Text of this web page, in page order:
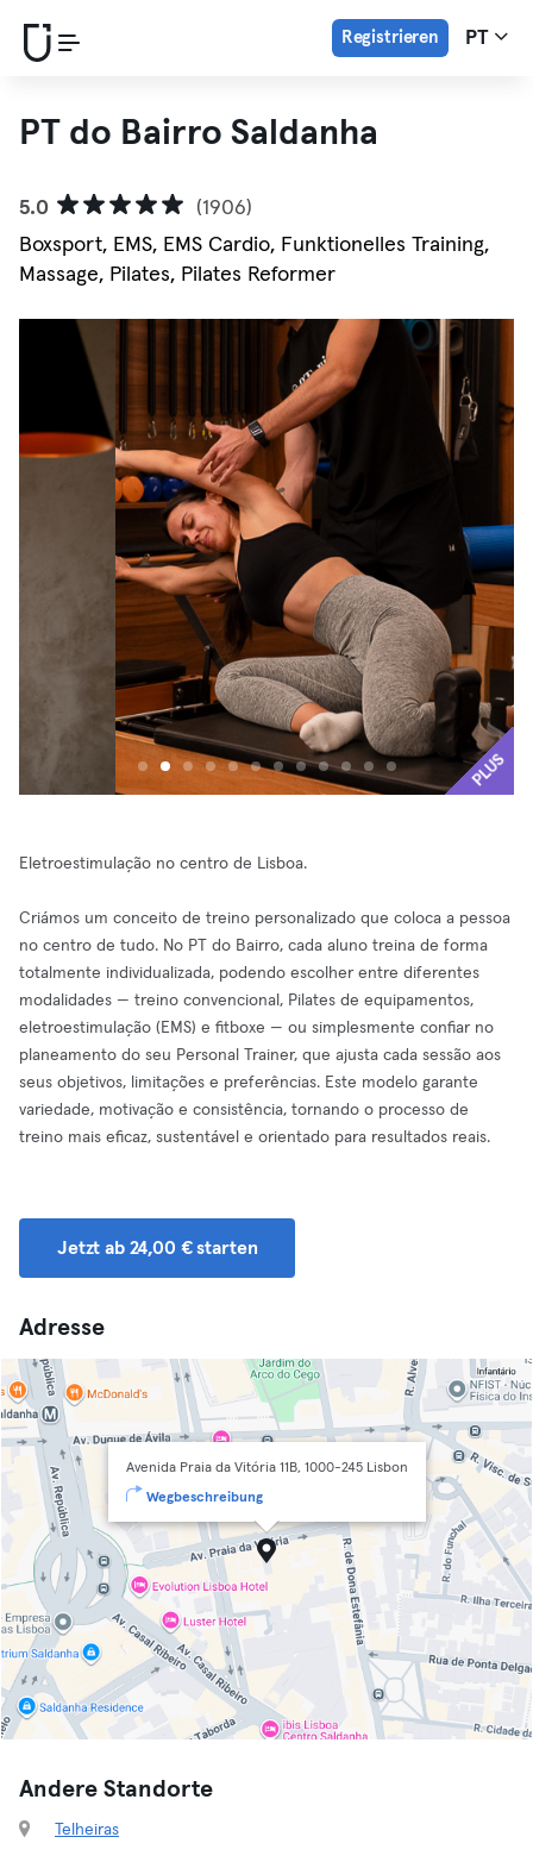
Registrieren PT
PT do Bairro Saldanha
5.0
(1906)
Boxsport, EMS, EMS Cardio, Funktionelles Training,
Massage, Pilates, Pilates Reformer
PLUS
Eletroestimulação no centro de Lisboa.
Criámos um conceito de treino personalizado que coloca a pessoa
no centro de tudo. No PT do Bairro, cada aluno treina de forma
totalmente individualizada, podendo escolher entre diferentes
modalidades — treino convencional, Pilates de equipamentos,
eletroestimulação (EMS) e fitboxe — ou simplesmente confiar no
planeamento do seu Personal Trainer, que ajusta cada sessão aos
seus objetivos, limitações e preferências. Este modelo garante
variedade, motivação e consistência, tornando o processo de
treino mais eficaz, sustentável e orientado para resultados reais.
Jetzt ab 24,00 € starten
Adresse
Avenida Praia da Vitória 11B, 1000-245 Lisbon
Wegbeschreibung
Andere Standorte
Telheiras